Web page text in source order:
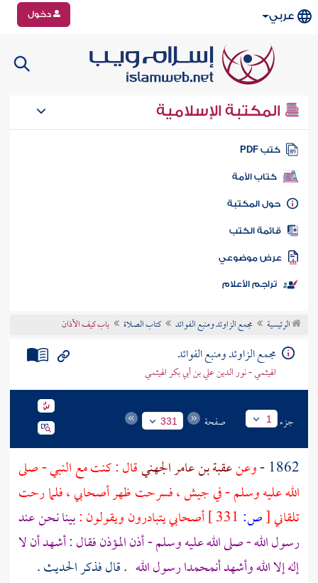
عربي دخول
المكتبة الإسلامية
كتب PDF
كتاب الأمة
المكتبة
الكتب
موضوعي
تراجم الأعلام
الرئيسية مجمع الزاوئد ومنبع الفوائد كتاب الصلاة باب كيف الأذان
مجمع الزاوئد ومنبع الفوائد
الهيثمي - نور الدين علي بن أبي بكر الهيثمي
جزء 1 صفحة 331
1862 - وعنعقبة بن عامر الجهنيقال : كنت مع النبي - صلى
الله عليه وسلم - في جيش ، فسرحت ظهر أصحابي ، فلما رحت
تلقاني[ص: أصحابي يتبادرون ويقولون :بينا نحن عند
رسول الله - صلى الله عليه وسلم - أذن المؤذن فقال : أشهد أن لا
إله إلا الله وأشهد أنمحمدارسول الله . قال فذكر الحديث .